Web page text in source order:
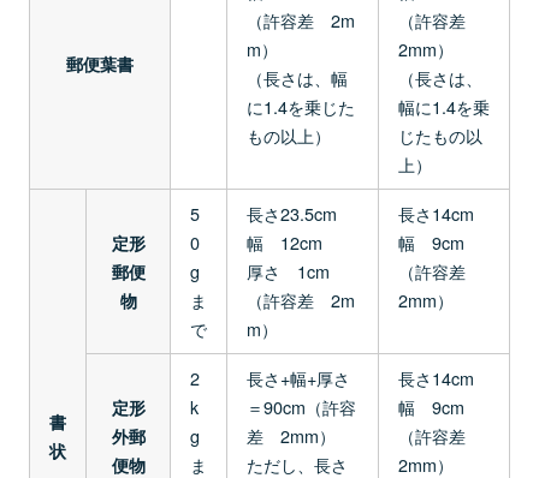
郵便葉書
（許容差 2m
m）
（長さは、幅
に1.4を乗じた
もの以上）
（許容差
2mm）
（長さは、
幅に1.4を乗
じたもの以
上）
書
状
定形
郵便
物
5
0
g
ま
で
長さ23.5cm
幅 12cm
厚さ 1cm
（許容差 2m
m）
長さ14cm
幅 9cm
（許容差
2mm）
定形
外郵
便物
2
k
g
ま
長さ+幅+厚さ
＝90cm（許容
差 2mm）
ただし、長さ
長さ14cm
幅 9cm
（許容差
2mm）